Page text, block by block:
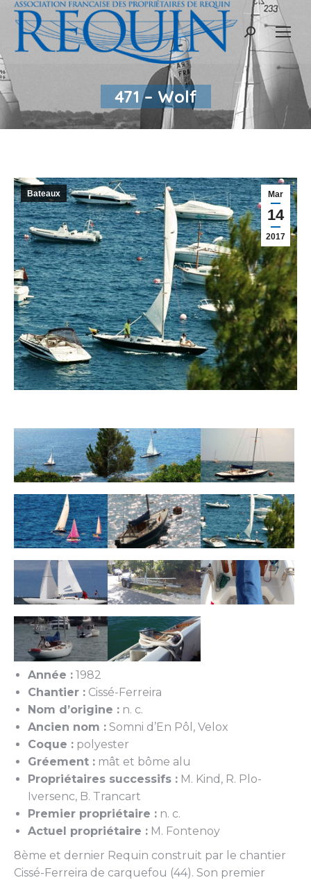
Recherche
471 – Wolf
Mar
14
2017
Bateaux
Année : 1982
Chantier : Cissé-Ferreira
Nom d’origine : n. c.
Ancien nom : Somni d’En Pôl, Velox
Coque : polyester
Gréement : mât et bôme alu
Propriétaires successifs : M. Kind, R. Plo-
Iversenc, B. Trancart
Premier propriétaire : n. c.
Actuel propriétaire : M. Fontenoy
8ème et dernier Requin construit par le chantier
Cissé-Ferreira de carquefou (44). Son premier